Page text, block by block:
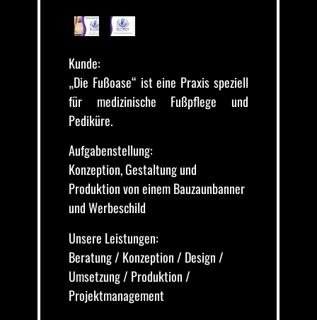
Kunde:
„Die Fußoase“ ist eine Praxis speziell
für medizinische Fußpflege und
Pediküre.
Aufgabenstellung:
Konzeption, Gestaltung und
Produktion von einem Bauzaunbanner
und Werbeschild
Unsere Leistungen:
Beratung / Konzeption / Design /
Umsetzung / Produktion /
Projektmanagement